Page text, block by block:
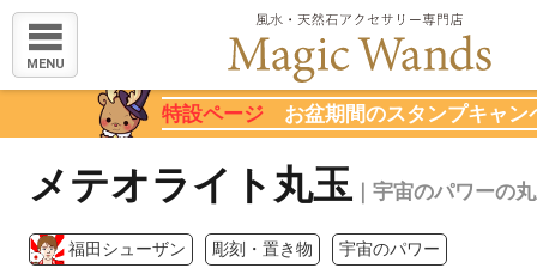
MENU
特設ページ お盆期間のスタンプキャン
メテオライト丸玉 ｜宇宙のパワーの
福田シューザン 彫刻・置き物 宇宙のパワー